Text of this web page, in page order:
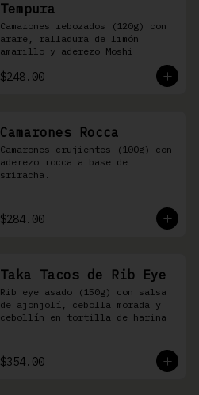
Tempura
Camarones rebozados (120g) con
arare, ralladura de limón
amarillo y aderezo Moshi
$248.00
Camarones Rocca
Camarones crujientes (100g) con
aderezo rocca a base de
sriracha.
$284.00
Taka Tacos de Rib Eye
Rib eye asado (150g) con salsa
de ajonjolí, cebolla morada y
cebollín en tortilla de harina
$354.00